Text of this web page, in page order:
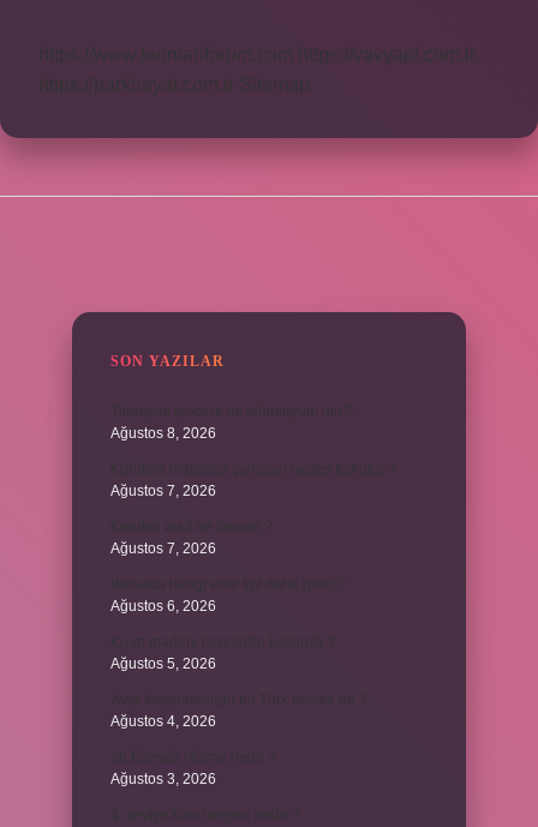
https://www.teomanforum.com
https://vavyapi.com.tr
https://parkhayat.com.tr
Sitemap
SON YAZILAR
Ağustos 8, 2026
Ağustos 7, 2026
Ağustos 7, 2026
Ağustos 6, 2026
Ağustos 5, 2026
Ağustos 4, 2026
Ağustos 3, 2026